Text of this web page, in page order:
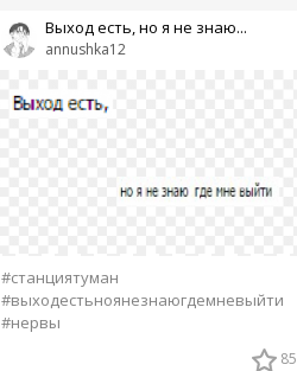
annushka12
Выход есть, но я не знаю...
#станциятуман
#выходестьноянезнаюгдемневыйти
#нервы
85